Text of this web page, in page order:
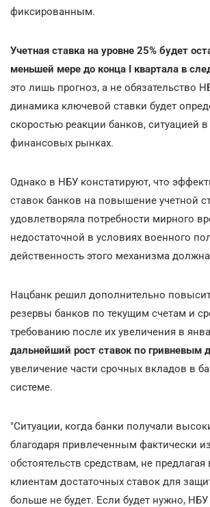
фиксированным.
Учетная ставка на уровне 25% будет
меньшей мере до конца I квартала в
это лишь прогноз, а не обязательство
динамика ключевой ставки будет
скоростью реакции банков, ситуацией
финансовых рынках.
Однако в НБУ констатируют, что
ставок банков на повышение учетной
удовлетворяла потребности мирного
недостаточной в условиях военного
действенность этого механизма
Нацбанк решил дополнительно
резервы банков по текущим счетам и
требованию после их увеличения в
дальнейший рост ставок по гривневым
увеличение части срочных вкладов в
системе.
"Ситуации, когда банки получали
благодаря привлеченным фактически
обстоятельств средствам, не
клиентам достаточных ставок для
больше не будет. Если будет нужно,